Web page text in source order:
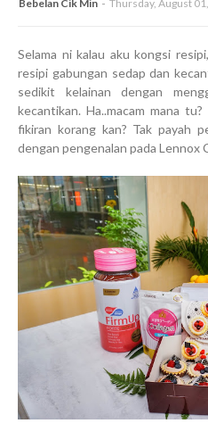
Bebelan Cik Min Thursday, August
Selama ni kalau aku kongsi
resipi gabungan sedap dan
sedikit kelainan dengan
kecantikan. Ha..macam mana
fikiran korang kan? Tak payah
dengan pengenalan pada Lennox